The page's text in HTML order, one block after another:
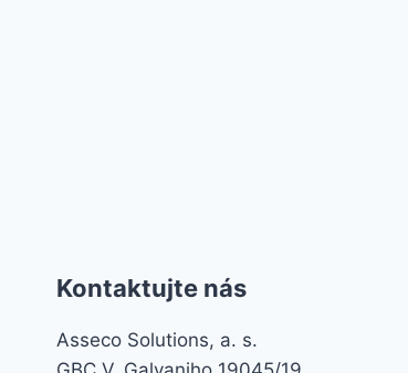
Kontaktujte nás
Asseco Solutions, a. s.